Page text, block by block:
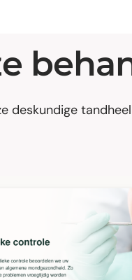
deskundige